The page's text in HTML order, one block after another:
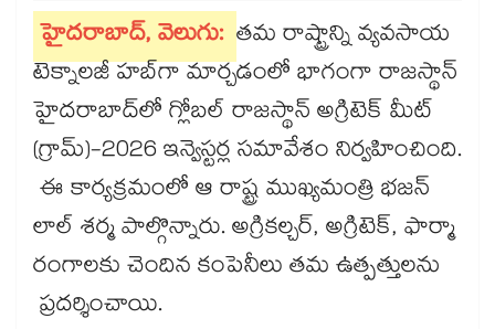
హైదరాబాద్​, వెలుగు: తమ రాష్ట్రాన్ని వ్యవసాయ
టెక్నాలజీ హబ్​గా మార్చడంలో భాగంగా రాజస్థాన్​
హైదరాబాద్​లో గ్లోబల్ రాజస్థాన్ అగ్రిటెక్ మీట్
(గ్రామ్)-2026 ఇన్వెస్టర్ల సమావేశం నిర్వహించింది.
ఈ కార్యక్రమంలో ఆ రాష్ట్ర ముఖ్యమంత్రి భజన్
లాల్ శర్మ పాల్గొన్నారు. అగ్రికల్చర్, అగ్రిటెక్, ఫార్మా
రంగాలకు చెందిన కంపెనీలు తమ ఉత్పత్తులను
ప్రదర్శించాయి.